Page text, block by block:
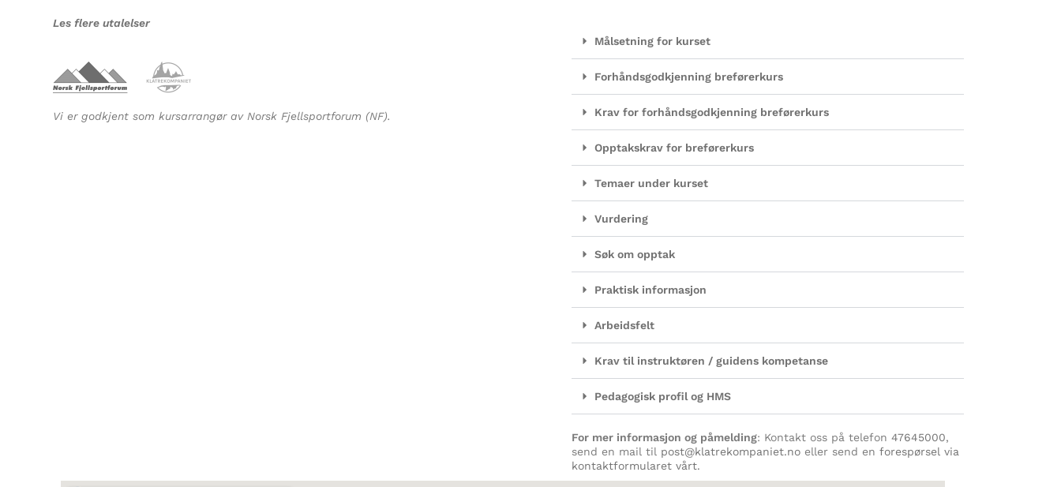
Les flere utalelser
Vi er godkjent som kursarrangør av Norsk Fjellsportforum (NF).
Målsetning for kurset
Forhåndsgodkjenning breførerkurs
Krav for forhåndsgodkjenning breførerkurs
Opptakskrav for breførerkurs
Temaer under kurset
Vurdering
Søk om opptak
Praktisk informasjon
Arbeidsfelt
Krav til instruktøren / guidens kompetanse
Pedagogisk profil og HMS
For mer informasjon og påmelding: Kontakt oss på telefon47645000,
send en mail til post@klatrekompaniet.no eller send enforespørsel via
kontaktformularet vårt.